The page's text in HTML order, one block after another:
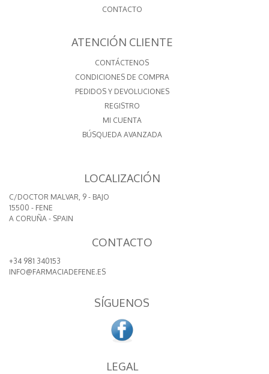
CONTACTO
ATENCIÓN CLIENTE
CONTÁCTENOS
CONDICIONES DE COMPRA
PEDIDOS Y DEVOLUCIONES
REGISTRO
MI CUENTA
BÚSQUEDA AVANZADA
LOCALIZACIÓN
C/DOCTOR MALVAR, 9 - BAJO
15500 - FENE
A CORUÑA - SPAIN
CONTACTO
+34 981 340153
INFO@FARMACIADEFENE.ES
SÍGUENOS
LEGAL